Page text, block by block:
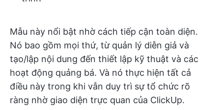
Mẫu này nổi bật nhờ cách tiếp cận toàn diện.
Nó bao gồm mọi thứ, từ quản lý diễn giả và
tạo/lập nội dung đến thiết lập kỹ thuật và các
hoạt động quảng bá. Và nó thực hiện tất cả
điều này trong khi vẫn duy trì sự tổ chức rõ
ràng nhờ giao diện trực quan của ClickUp.